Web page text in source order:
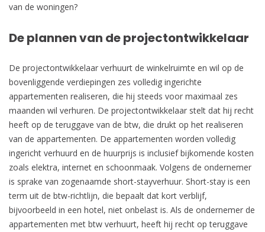
van de woningen?
De plannen van de projectontwikkelaar
De projectontwikkelaar verhuurt de winkelruimte en wil op de
bovenliggende verdiepingen zes volledig ingerichte
appartementen realiseren, die hij steeds voor maximaal zes
maanden wil verhuren. De projectontwikkelaar stelt dat hij recht
heeft op de teruggave van de btw, die drukt op het realiseren
van de appartementen. De appartementen worden volledig
ingericht verhuurd en de huurprijs is inclusief bijkomende kosten
zoals elektra, internet en schoonmaak. Volgens de ondernemer
is sprake van zogenaamde short-stayverhuur. Short-stay is een
term uit de btw-richtlijn, die bepaalt dat kort verblijf,
bijvoorbeeld in een hotel, niet onbelast is. Als de ondernemer de
appartementen met btw verhuurt, heeft hij recht op teruggave